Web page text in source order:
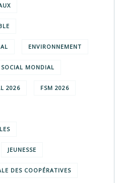
ENVIRONNEMENT
MONDIAL
2026 FSM 2026
JEUNESSE
DES COOPÉRATIVES